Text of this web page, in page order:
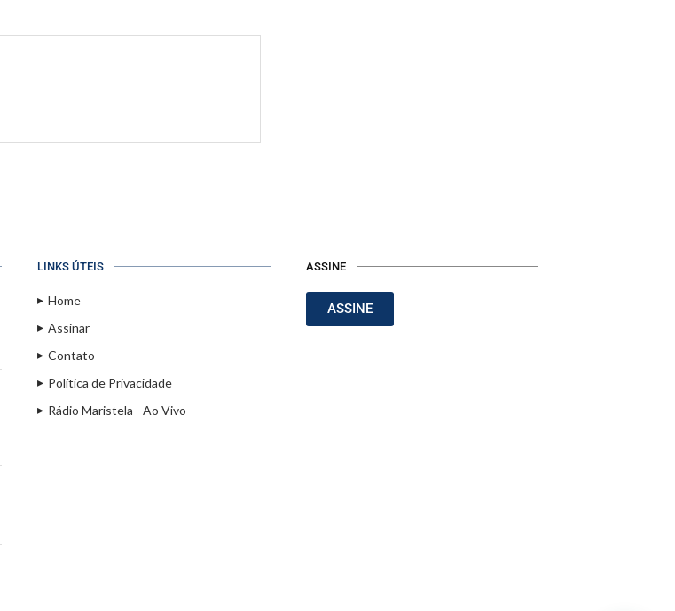
LINKS ÚTEIS
Home
Assinar
Contato
Política de Privacidade
Rádio Maristela - Ao Vivo
ASSINE
ASSINE